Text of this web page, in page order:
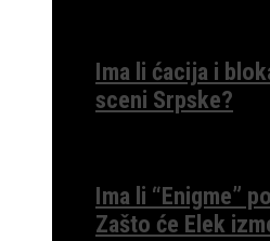
Ima li ćacija i
sceni Srpske?
Ima li “Enigme”
Zašto će Elek